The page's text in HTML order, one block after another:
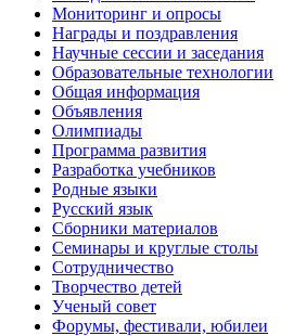
Мониторинг и опросы
Награды и поздравления
Научные сессии и заседания
Образовательные технологии
Общая информация
Объявления
Олимпиады
Программа развития
Разработка учебников
Родные языки
Русский язык
Сборники материалов
Семинары и круглые столы
Сотрудничество
Творчество детей
Ученый совет
Форумы, фестивали, юбилеи